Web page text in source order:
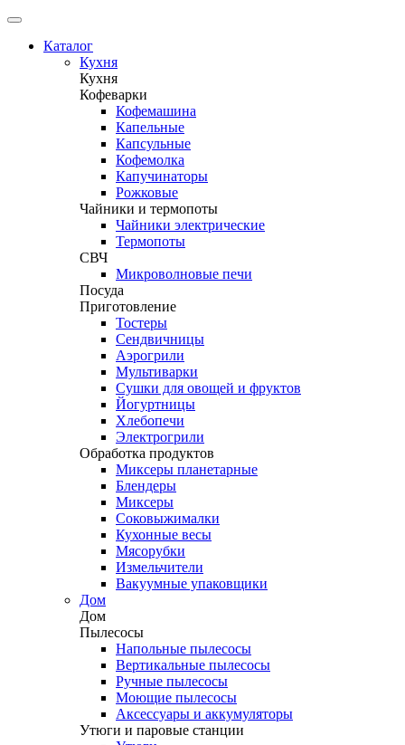
Каталог
Кухня
Кухня
Кофеварки
Кофемашина
Капельные
Капсульные
Кофемолка
Капучинаторы
Рожковые
Чайники и термопоты
Чайники электрические
Термопоты
СВЧ
Микроволновые печи
Посуда
Приготовление
Тостеры
Сендвичницы
Аэрогрили
Мультиварки
Сушки для овощей и фруктов
Йогуртницы
Хлебопечи
Электрогрили
Обработка продуктов
Миксеры планетарные
Блендеры
Миксеры
Соковыжималки
Кухонные весы
Мясорубки
Измельчители
Вакуумные упаковщики
Дом
Дом
Пылесосы
Напольные пылесосы
Вертикальные пылесосы
Ручные пылесосы
Моющие пылесосы
Аксессуары и аккумуляторы
Утюги и паровые станции